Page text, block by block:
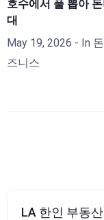
호수에서 풀 뽑아
대
May 19, 2026 - In
즈니스
LA 한인 부동